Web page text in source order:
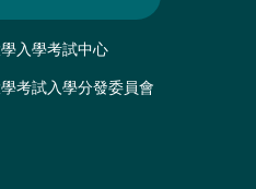
入學考試中心
考試入學分發委員會